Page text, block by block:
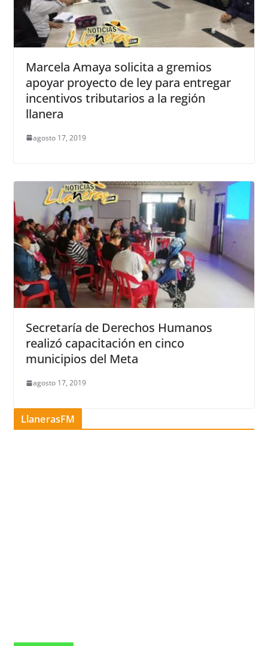
Marcela Amaya solicita a gremios
apoyar proyecto de ley para entregar
incentivos tributarios a la región
llanera
agosto 17, 2019
Secretaría de Derechos Humanos
realizó capacitación en cinco
municipios del Meta
agosto 17, 2019
LlanerasFM